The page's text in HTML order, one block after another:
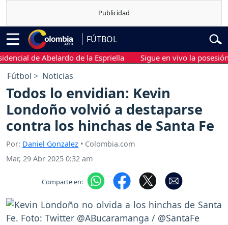
FÚTBOL
de Abelardo de la Espriella Sigue en vivo la posesión
Fútbol Noticias
Todos lo envidian: Kevin
Londoño volvió a destaparse
contra los hinchas de Santa Fe
Por: Daniel Gonzalez • Colombia.com
Mar, 29 Abr 2025 0:32 am
Comparte en: